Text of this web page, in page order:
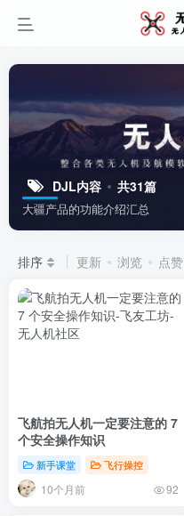
DJL内容 共31篇
大疆产品的功能介绍汇总
排序 更新 浏览 点赞
飞航拍无人机一定要注意的 7
个安全操作知识
新手课堂 飞行操控
10个月前 92